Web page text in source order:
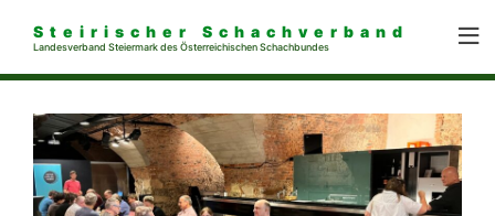
Steirischer Schachverband
Landesverband Steiermark des Österreichischen Schachbundes